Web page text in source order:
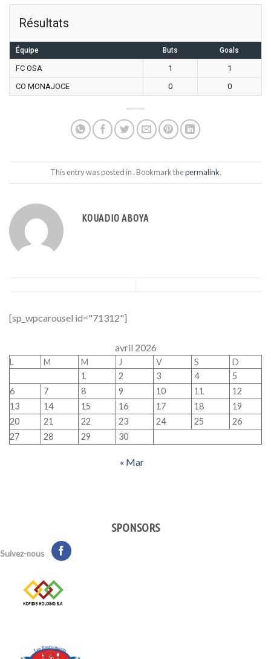
Résultats
Équipe Buts Goals
FC OSA 1
1
CO MONAJOCE
0 0
This entry was posted in . Bookmark thepermalink.
KOUADIO ABOYA
[sp_wpcarousel id="71312"]
avril 2026
L M M J V S
D
1
2 3 4
5
6
7 8 9 10 11
12
13
14 15 16 17 18
19
20
21 22 23 24 25
26
27
28 29 30
« Mar
SPONSORS
Suivez-nous